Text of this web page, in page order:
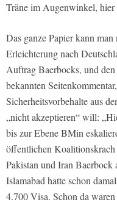
Träne im Augenwinkel, hier
Das ganze Papier kann
Erleichterung nach
Auftrag Baerbocks, und
bekannten
Sicherheitsvorbehalte aus
„nicht akzeptieren“ will:
bis zur Ebene BMin
öffentlichen
Pakistan und Iran
Islamabad hatte schon
4.700 Visa. Schon da